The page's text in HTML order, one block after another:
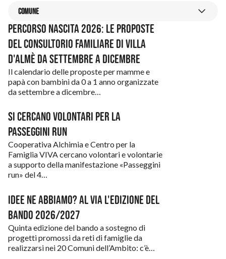
Caregiver
Cultura e tempo libero
Disabilità
Donne
Famiglia
Formazione
Genitori
Giovani
Lavoro
Salute
Scuola
Servizi
Crescere Insieme
Cura
Giovani
0-3
3-6
6-13
14-35
35+
COMUNE
comune
Almè
Almenno San Bartolomeo
Almenno San Salvatore
Barzana
Bedulita
Berbenno
Brumano
Capizzone
Corna Imagna
Costa Valle Imagna
Fuipiano Valle Imagna
Percorso nascita 2026: le proposte
del Consultorio familiare di Villa
d'Almè da settembre a dicembre
Il calendario delle proposte per mamme e
papà con bambini da 0 a 1 anno organizzate
da settembre a dicembre…
Si cercano volontari per la
Passeggini Run
Cooperativa Alchimia e Centro per la
Famiglia VIVA cercano volontari e volontarie
a supporto della manifestazione «Passeggini
run» del 4…
Idee ne abbiamo? Al via l'edizione del
Bando 2026/2027
Quinta edizione del bando a sostegno di
progetti promossi da reti di famiglie da
realizzarsi nei 20 Comuni dell’Ambito: c’è…